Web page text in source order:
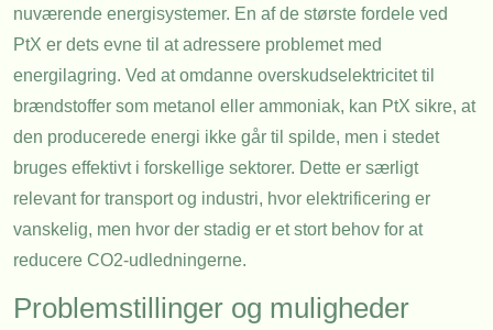
nuværende energisystemer. En af de største fordele ved
PtX er dets evne til at adressere problemet med
energilagring. Ved at omdanne overskudselektricitet til
brændstoffer som metanol eller ammoniak, kan PtX sikre, at
den producerede energi ikke går til spilde, men i stedet
bruges effektivt i forskellige sektorer. Dette er særligt
relevant for transport og industri, hvor elektrificering er
vanskelig, men hvor der stadig er et stort behov for at
reducere CO2-udledningerne.
Problemstillinger og muligheder